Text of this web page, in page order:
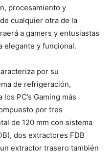
procesamiento y
cualquier otra de la
a gamers y entusiastas
elegante y funcional.
por su
de refrigeración,
PC’s Gaming más
por tres
de 120 mm con sistema
dos extractores FDB
extractor trasero también